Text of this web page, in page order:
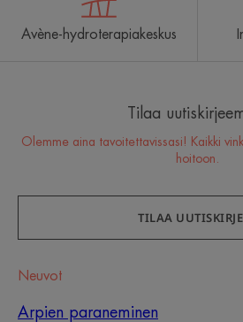
Avène-hydroterapiakeskus
Tilaa
Olemme aina tavoitettavissasi! Kaikki
hoitoon.
TILAA UUTISKIRJE
Neuvot
Arpien paraneminen